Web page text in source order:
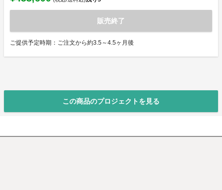
販売終了
ご提供予定時期：ご注文から約3.5～4.5ヶ月後
この商品のプロジェクトを見る